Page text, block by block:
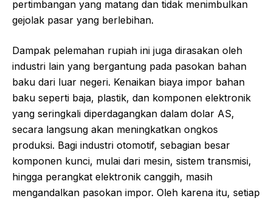
pertimbangan yang matang dan tidak menimbulkan
gejolak pasar yang berlebihan.
Dampak pelemahan rupiah ini juga dirasakan oleh
industri lain yang bergantung pada pasokan bahan
baku dari luar negeri. Kenaikan biaya impor bahan
baku seperti baja, plastik, dan komponen elektronik
yang seringkali diperdagangkan dalam dolar AS,
secara langsung akan meningkatkan ongkos
produksi. Bagi industri otomotif, sebagian besar
komponen kunci, mulai dari mesin, sistem transmisi,
hingga perangkat elektronik canggih, masih
mengandalkan pasokan impor. Oleh karena itu, setiap